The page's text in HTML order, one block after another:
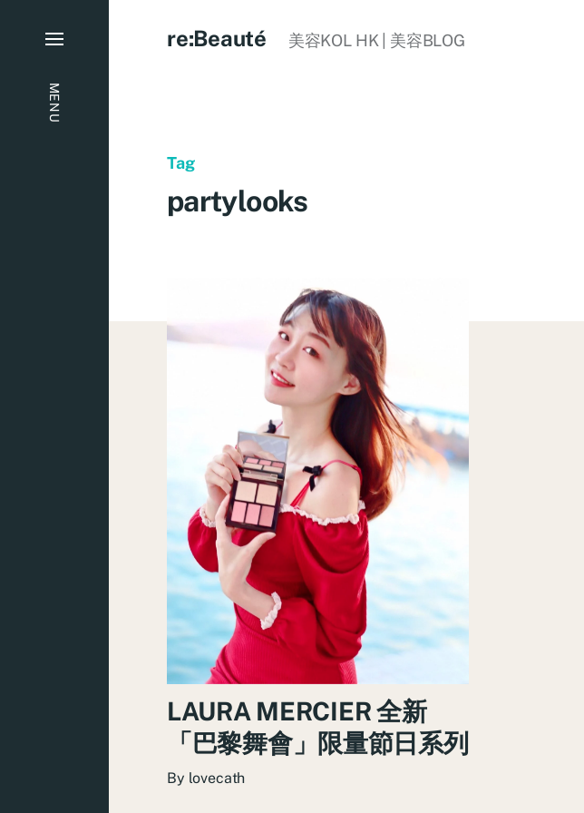
MENU
re:Beauté 美容KOL HK | 美容BLOG
Tag
partylooks
LAURA MERCIER 全新
「巴黎舞會」限量節日系列
By lovecath